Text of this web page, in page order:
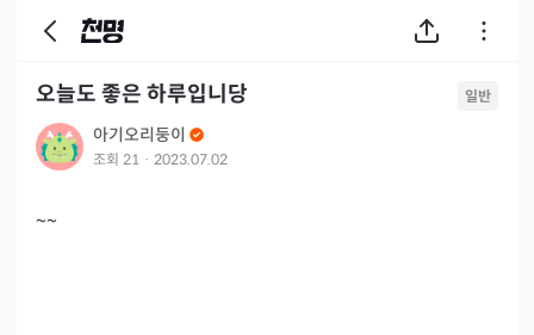
오늘도 좋은 하루입니당 일반
아기오리둥이
조회 21 · 2023.07.02
~~